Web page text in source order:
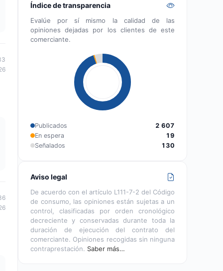
Índice de transparencia
Evalúe por sí mismo la calidad de las
opiniones dejadas por los clientes de este
comerciante.
Publicados
2 607
En espera
19
Señalados
130
Aviso legal
De acuerdo con el artículo L111-7-2 del Código
de consumo, las opiniones están sujetas a un
control, clasificadas por orden cronológico
decreciente y conservadas durante toda la
duración de ejecución del contrato del
comerciante. Opiniones recogidas sin ninguna
contraprestación. Saber más…